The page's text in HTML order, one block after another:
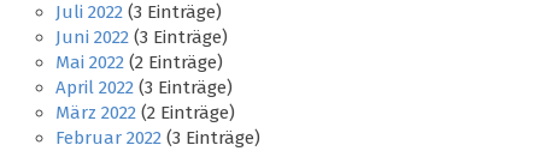
Juli 2022 (3 Einträge)
Juni 2022 (3 Einträge)
Mai 2022 (2 Einträge)
April 2022 (3 Einträge)
März 2022 (2 Einträge)
Februar 2022 (3 Einträge)